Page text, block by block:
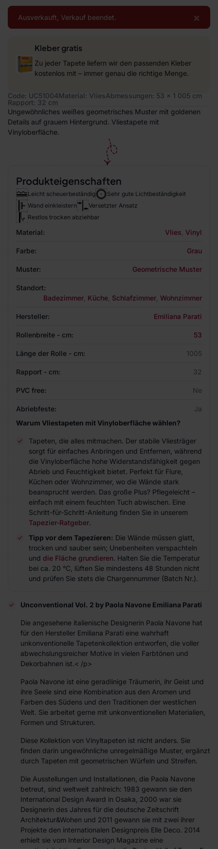
×
Ausverkauft, Verkauf beendet.
Kleber gratis
Zu jeder Tapete liefern wir den passenden Kleber
kostenlos mit – immer genau die richtige Menge.
Code: UC51004Material: VliesAbmessungen: 53 x 1 005 cm
Rapport: 32 cm
Ungewöhnliches weißes geometrisches Muster mit goldenen
Details auf grauem Hintergrund. Vliestapete mit
Vinyloberfläche.
Produkteigenschaften
Leicht scheuerbeständig
Sehr gute Lichtbeständigkeit
Wand einkleistern
Versetzter Ansatz
Restlos trocken abziehbar
Material: Vlies Vinyl
Farbe: Grau
Muster: Geometrische Muster
Standort:
Badezimmer Küche Schlafzimmer Wohnzimmer
Hersteller: Emiliana Parati
Rollenbreite - cm: 53
Länge der Rolle - cm: 1005
Rapport - cm: 32
PVC free: Ne
Abriebfeste:
Ja
Warum Vliestapeten mit Vinyloberfläche wählen?
Tapeten, die alles mitmachen. Der stabile Vliesträger
sorgt für einfaches Anbringen und Entfernen, während
die Vinyloberfläche hohe Widerstandsfähigkeit gegen
Abrieb und Feuchtigkeit bietet. Perfekt für Flure,
Küchen oder Wohnzimmer, wo die Wände stark
beansprucht werden. Das große Plus? Pflegeleicht –
einfach mit einem feuchten Tuch abwischen. Eine
Schritt-für-Schritt-Anleitung finden Sie in unserem
Tapezier-Ratgeber.
Tipp vor dem Tapezieren: Die Wände müssen glatt,
trocken und sauber sein; Unebenheiten verspachteln
und die Fläche grundieren. Halten Sie die Temperatur
bei ca. 20 °C, lüften Sie mindestens 48 Stunden nicht
und prüfen Sie stets die Chargennummer (Batch Nr.).
Unconventional Vol. 2 by Paola Navone Emiliana Parati
Die angesehene italienische Designerin Paola Navone hat
für den Hersteller Emiliana Parati eine wahrhaft
unkonventionelle Tapetenkollektion entworfen, die voller
abwechslungsreicher Motive in vielen Farbtönen und
Dekorbahnen ist.< /p>
Paola Navone ist eine geradlinige Träumerin, ihr Geist und
ihre Seele sind eine Kombination aus den Aromen und
Farben des Südens und den Traditionen der westlichen
Welt. Sie arbeitet gerne mit unkonventionellen Materialien,
Formen und Strukturen.
Diese Kollektion von Vinyltapeten ist nicht anders. Sie
finden darin ungewöhnliche unregelmäßige Muster, ergänzt
durch Tapeten mit geometrischen Würfeln und Streifen.
Die Ausstellungen und Installationen, die Paola Navone
betreut, sind weltweit zahlreich: 1983 gewann sie den
International Design Award in Osaka, 2000 war sie
Designerin des Jahres für die deutsche Zeitschrift
Architektur&Wohen und 2011 gewann sie mit zwei ihrer
Projekte den internationalen Designpreis Elle Deco. 2014
erhielt sie vom Interior Design Magazine eine